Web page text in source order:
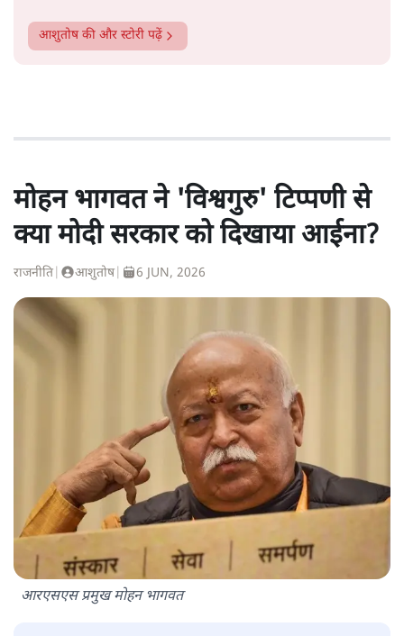
आशुतोषकी और स्टोरी पढ़ें
मोहन भागवत ने 'विश्वगुरु' टिप्पणी से
क्या मोदी सरकार को दिखाया आईना?
राजनीति आशुतोष| 6 JUN, 2026
आरएसएस प्रमुख मोहन भागवत